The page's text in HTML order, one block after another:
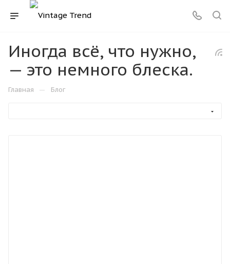
Иногда всё, что нужно,
— это немного блеска.
Главная — Блог